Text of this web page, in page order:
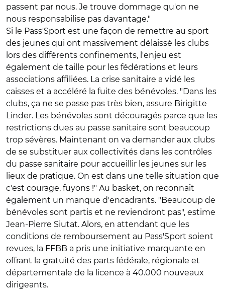
passent par nous. Je trouve dommage qu'on ne
nous responsabilise pas davantage."
Si le Pass'Sport est une façon de remettre au sport
des jeunes qui ont massivement délaissé les clubs
lors des différents confinements, l'enjeu est
également de taille pour les fédérations et leurs
associations affiliées. La crise sanitaire a vidé les
caisses et a accéléré la fuite des bénévoles. "Dans les
clubs, ça ne se passe pas très bien, assure Birigitte
Linder. Les bénévoles sont découragés parce que les
restrictions dues au passe sanitaire sont beaucoup
trop sévères. Maintenant on va demander aux clubs
de se substituer aux collectivités dans les contrôles
du passe sanitaire pour accueillir les jeunes sur les
lieux de pratique. On est dans une telle situation que
c'est courage, fuyons !" Au basket, on reconnaît
également un manque d'encadrants. "Beaucoup de
bénévoles sont partis et ne reviendront pas", estime
Jean-Pierre Siutat. Alors, en attendant que les
conditions de remboursement au Pass'Sport soient
revues, la FFBB a pris une initiative marquante en
offrant la gratuité des parts fédérale, régionale et
départementale de la licence à 40.000 nouveaux
dirigeants.